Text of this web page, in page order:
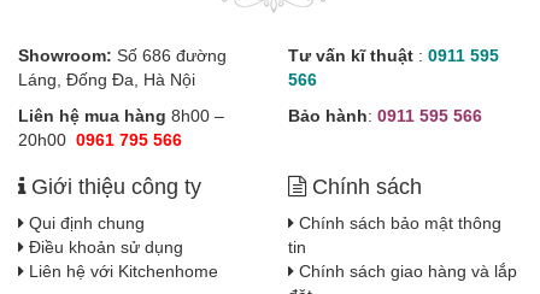
Showroom: Số 686 đường
Láng, Đống Đa, Hà Nội
Liên hệ mua hàng 8h00 –
20h00 0961 795 566
Tư vấn kĩ thuật : 0911 595
566
Bảo hành: 0911 595 566
Giới thiệu công ty
Qui định chung
Điều khoản sử dụng
Liên hệ với Kitchenhome
Chính sách
Chính sách bảo mật thông
tin
Chính sách giao hàng và lắp